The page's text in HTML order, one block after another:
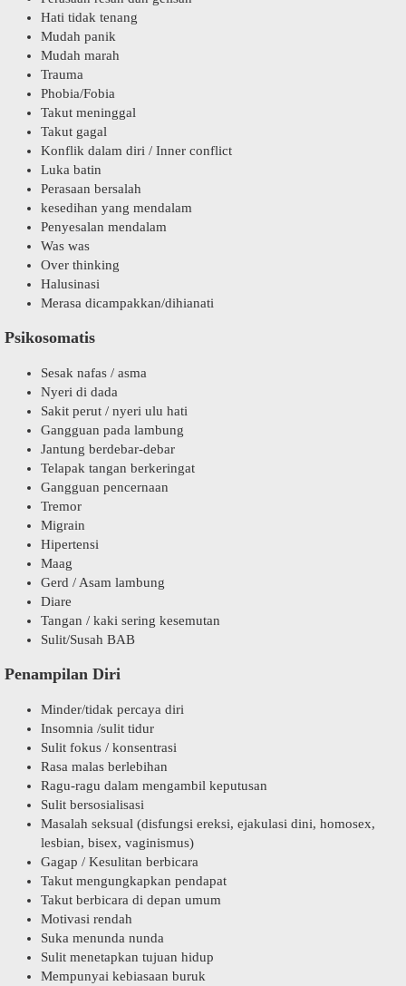
Hati tidak tenang
Mudah panik
Mudah marah
Trauma
Phobia/Fobia
Takut meninggal
Takut gagal
Konflik dalam diri / Inner conflict
Luka batin
Perasaan bersalah
kesedihan yang mendalam
Penyesalan mendalam
Was was
Over thinking
Halusinasi
Merasa dicampakkan/dihianati
Psikosomatis
Sesak nafas / asma
Nyeri di dada
Sakit perut / nyeri ulu hati
Gangguan pada lambung
Jantung berdebar-debar
Telapak tangan berkeringat
Gangguan pencernaan
Tremor
Migrain
Hipertensi
Maag
Gerd / Asam lambung
Diare
Tangan / kaki sering kesemutan
Sulit/Susah BAB
Penampilan Diri
Minder/tidak percaya diri
Insomnia /sulit tidur
Sulit fokus / konsentrasi
Rasa malas berlebihan
Ragu-ragu dalam mengambil keputusan
Sulit bersosialisasi
Masalah seksual (disfungsi ereksi, ejakulasi dini, homosex,
lesbian, bisex, vaginismus)
Gagap / Kesulitan berbicara
Takut mengungkapkan pendapat
Takut berbicara di depan umum
Motivasi rendah
Suka menunda nunda
Sulit menetapkan tujuan hidup
Mempunyai kebiasaan buruk